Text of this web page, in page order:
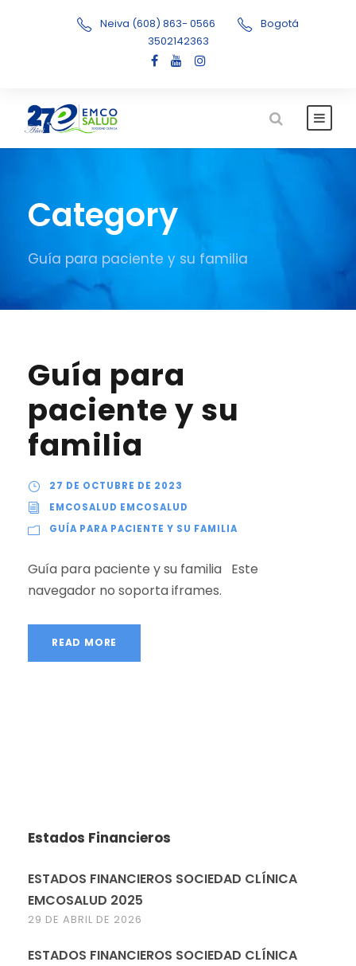
Neiva (608) 863- 0566
Bogotá
3502142363
Category
Guía para paciente y su familia
Guía para
paciente y su
familia
27 DE OCTUBRE DE 2023
EMCOSALUD EMCOSALUD
GUÍA PARA PACIENTE Y SU FAMILIA
Guía para paciente y su familia Este
navegador no soporta iframes.
READ MORE
Estados Financieros
ESTADOS FINANCIEROS SOCIEDAD CLÍNICA
EMCOSALUD 2025
29 DE ABRIL DE 2026
ESTADOS FINANCIEROS SOCIEDAD CLÍNICA